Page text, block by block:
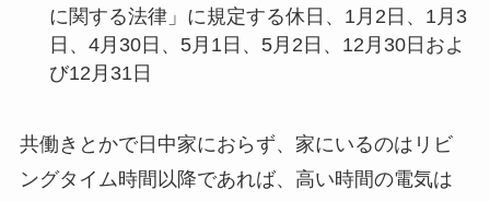
に関する法律」に規定する休日、1月2日、1月3
日、4月30日、5月1日、5月2日、12月30日およ
び12月31日
共働きとかで日中家におらず、家にいるのはリビ
ングタイム時間以降であれば、高い時間の電気は